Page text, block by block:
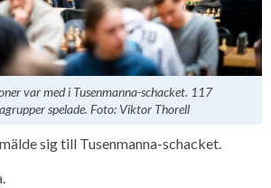
var med i Tusenmanna-schacket. 117
spelade. Foto: Viktor Thorell
sig till Tusenmanna-schacket.